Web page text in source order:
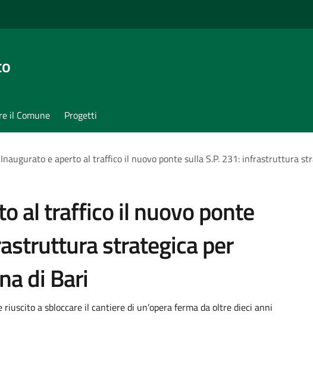
il Comune Progetti
Inaugurato e aperto al traffico il nuovo ponte sulla S.P. 231: infrastruttura
al traffico il nuovo ponte
strategica per
di Bari
a sbloccare il cantiere di un’opera ferma da oltre dieci anni